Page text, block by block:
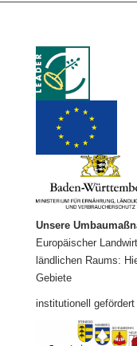
Unsere
Europäischer
ländlichen Raums:
Gebiete
institutionell gefördert